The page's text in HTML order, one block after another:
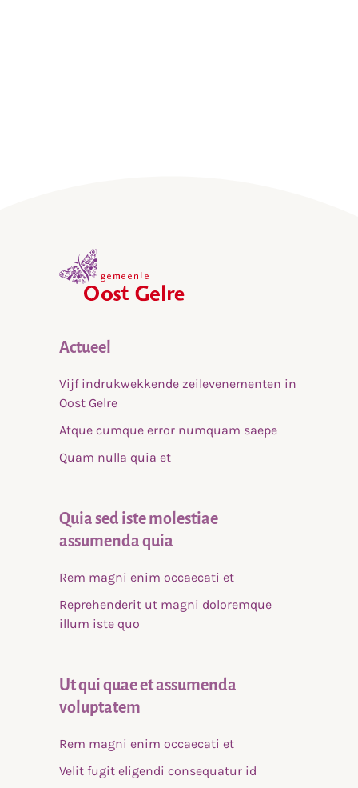
Actueel
Vijf indrukwekkende zeilevenementen in
Oost Gelre
Atque cumque error numquam saepe
Quam nulla quia et
Quia sed iste molestiae
assumenda quia
Rem magni enim occaecati et
Reprehenderit ut magni doloremque
illum iste quo
Ut qui quae et assumenda
voluptatem
Rem magni enim occaecati et
Velit fugit eligendi consequatur id